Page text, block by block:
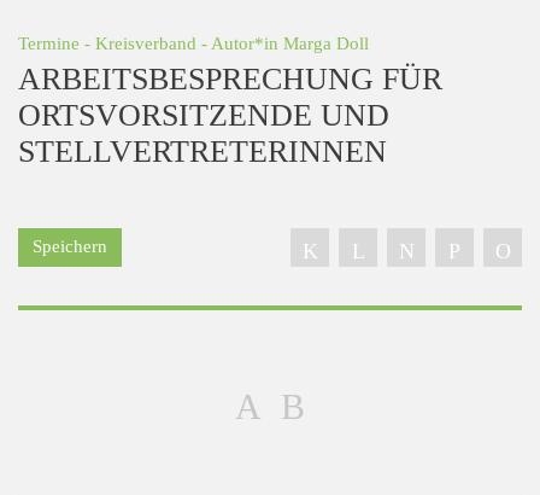
Termine - Kreisverband - Autor*in Marga Doll
ARBEITSBESPRECHUNG FÜR
ORTSVORSITZENDE UND
STELLVERTRETERINNEN
Speichern